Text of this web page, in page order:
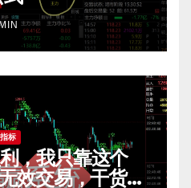
标
，我只靠这个
效交易，干货全